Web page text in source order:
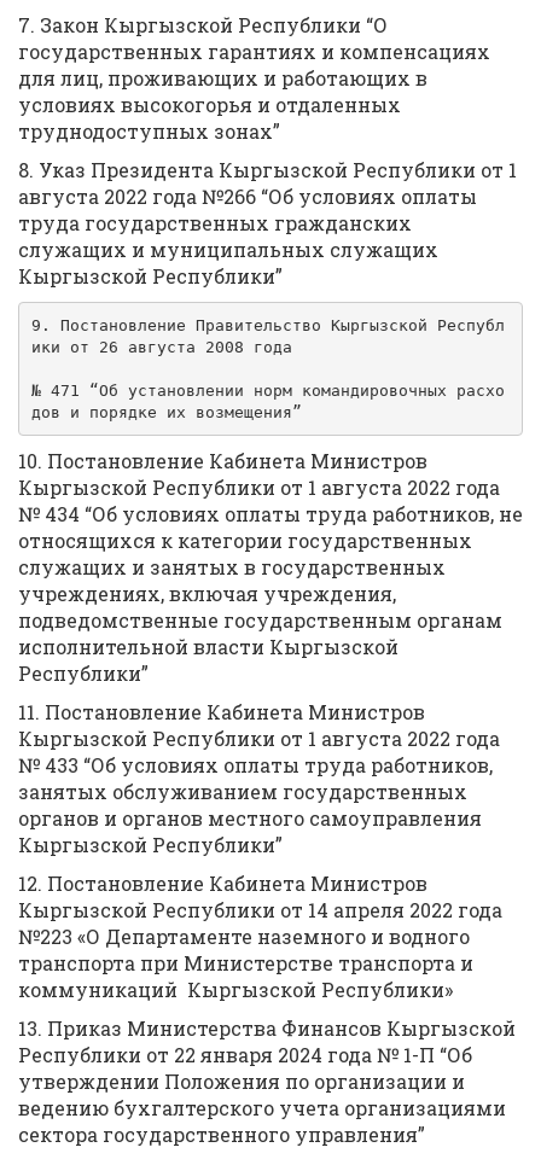
7. Закон Кыргызской Республики “О
государственных гарантиях и компенсациях
для лиц, проживающих и работающих в
условиях высокогорья и отдаленных
труднодоступных зонах”
8. Указ Президента Кыргызской Республики от 1
августа 2022 года №266 “Об условиях оплаты
труда государственных гражданских
служащих и муниципальных служащих
Кыргызской Республики”
9. Постановление Правительство Кыргызской Республ
ики от 26 августа 2008 года
№ 471 “Об установлении норм командировочных расхо
дов и порядке их возмещения”
10. Постановление Кабинета Министров
Кыргызской Республики от 1 августа 2022 года
№ 434 “Об условиях оплаты труда работников, не
относящихся к категории государственных
служащих и занятых в государственных
учреждениях, включая учреждения,
подведомственные государственным органам
исполнительной власти Кыргызской
Республики”
11. Постановление Кабинета Министров
Кыргызской Республики от 1 августа 2022 года
№ 433 “Об условиях оплаты труда работников,
занятых обслуживанием государственных
органов и органов местного самоуправления
Кыргызской Республики”
12. Постановление Кабинета Министров
Кыргызской Республики от 14 апреля 2022 года
№223 «О Департаменте наземного и водного
транспорта при Министерстве транспорта и
коммуникаций Кыргызской Республики»
13. Приказ Министерства Финансов Кыргызской
Республики от 22 января 2024 года № 1-П “Об
утверждении Положения по организации и
ведению бухгалтерского учета организациями
сектора государственного управления”